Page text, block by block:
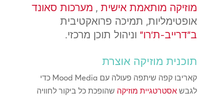
מוזיקה מותאמת אישית, מערכות סאונד
אופטימליות, תמיכה פרואקטיבית
ב"דרייב-ת'רו"וניהול תוכן מרכזי.
תוכנית מוזיקה אוצרת
קאריבו קפה שיתפה פעולה עם Mood Media כדי
לגבש אסטרטגיית מוזיקה שהופכת כל ביקור לחוויה